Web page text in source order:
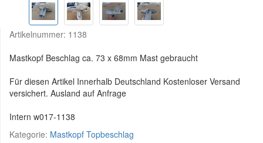
Artikelnummer: 1138
Mastkopf Beschlag ca. 73 x 68mm Mast gebraucht
Für diesen Artikel Innerhalb Deutschland Kostenloser Versand
versichert. Ausland auf Anfrage
Intern w017-1138
Kategorie: Mastkopf Topbeschlag